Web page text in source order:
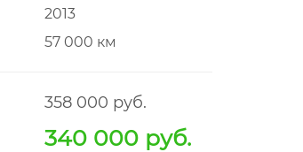
2013
57 000 км
358 000 руб.
340 000 руб.